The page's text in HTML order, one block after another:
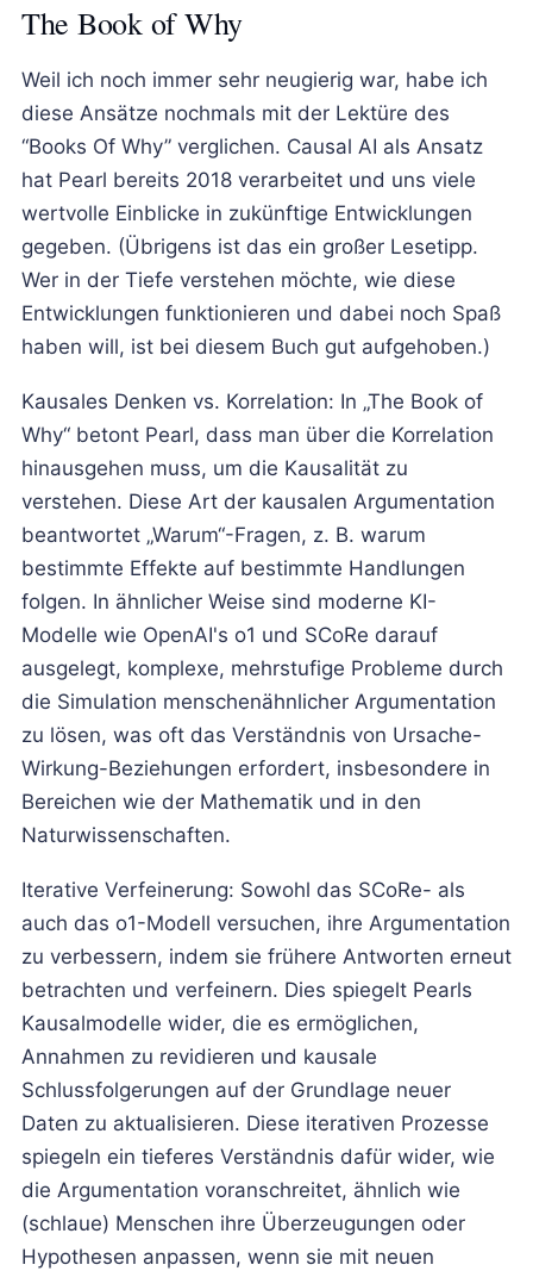
The Book of Why
Weil ich noch immer sehr neugierig war, habe ich
diese Ansätze nochmals mit der Lektüre des
“Books Of Why” verglichen. Causal AI als Ansatz
hat Pearl bereits 2018 verarbeitet und uns viele
wertvolle Einblicke in zukünftige Entwicklungen
gegeben. (Übrigens ist das ein großer Lesetipp.
Wer in der Tiefe verstehen möchte, wie diese
Entwicklungen funktionieren und dabei noch Spaß
haben will, ist bei diesem Buch gut aufgehoben.)
Kausales Denken vs. Korrelation: In „The Book of
Why“ betont Pearl, dass man über die Korrelation
hinausgehen muss, um die Kausalität zu
verstehen. Diese Art der kausalen Argumentation
beantwortet „Warum“-Fragen, z. B. warum
bestimmte Effekte auf bestimmte Handlungen
folgen. In ähnlicher Weise sind moderne KI-
Modelle wie OpenAI's o1 und SCoRe darauf
ausgelegt, komplexe, mehrstufige Probleme durch
die Simulation menschenähnlicher Argumentation
zu lösen, was oft das Verständnis von Ursache-
Wirkung-Beziehungen erfordert, insbesondere in
Bereichen wie der Mathematik und in den
Naturwissenschaften.
Iterative Verfeinerung: Sowohl das SCoRe- als
auch das o1-Modell versuchen, ihre Argumentation
zu verbessern, indem sie frühere Antworten erneut
betrachten und verfeinern. Dies spiegelt Pearls
Kausalmodelle wider, die es ermöglichen,
Annahmen zu revidieren und kausale
Schlussfolgerungen auf der Grundlage neuer
Daten zu aktualisieren. Diese iterativen Prozesse
spiegeln ein tieferes Verständnis dafür wider, wie
die Argumentation voranschreitet, ähnlich wie
(schlaue) Menschen ihre Überzeugungen oder
Hypothesen anpassen, wenn sie mit neuen